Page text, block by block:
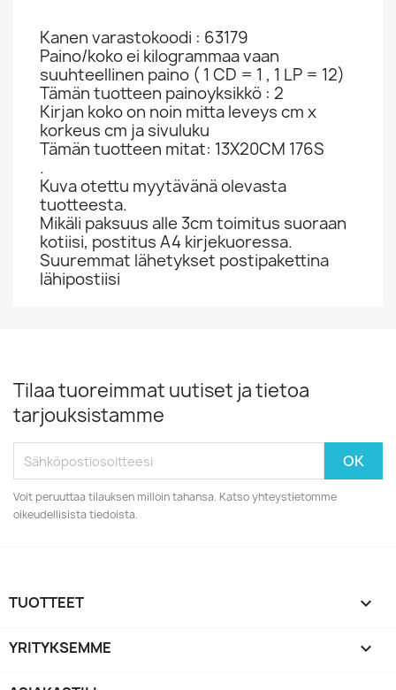
Kanen varastokoodi : 63179
Paino/koko ei kilogrammaa vaan
suuhteellinen paino ( 1 CD = 1 , 1 LP = 12)
Tämän tuotteen painoyksikkö : 2
Kirjan koko on noin mitta leveys cm x
korkeus cm ja sivuluku
Tämän tuotteen mitat: 13X20CM 176S
.
Kuva otettu myytävänä olevasta
tuotteesta.
Mikäli paksuus alle 3cm toimitus suoraan
kotiisi, postitus A4 kirjekuoressa.
Suuremmat lähetykset postipakettina
lähipostiisi
Tilaa tuoreimmat uutiset ja tietoa
tarjouksistamme
Voit peruuttaa tilauksen milloin tahansa. Katso yhteystietomme
oikeudellisista tiedoista.
TUOTTEET 
YRITYKSEMME 